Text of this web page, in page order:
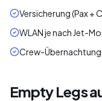
Versicherung (Pax +
WLAN je nach Jet-
Crew-
Empty Legs